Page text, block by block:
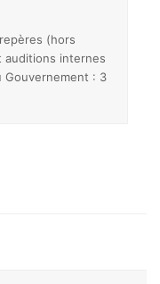
(hors
auditions internes
Gouvernement : 3